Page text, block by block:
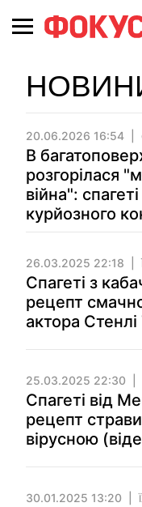
20.06.2026 16:54
В
розгорілася
війна":
курйозного
26.03.2025 22:18
Спагеті з
рецепт
актора Стенлі
25.03.2025 22:30
Спагеті від
рецепт
вірусною
30.01.2025 13:20